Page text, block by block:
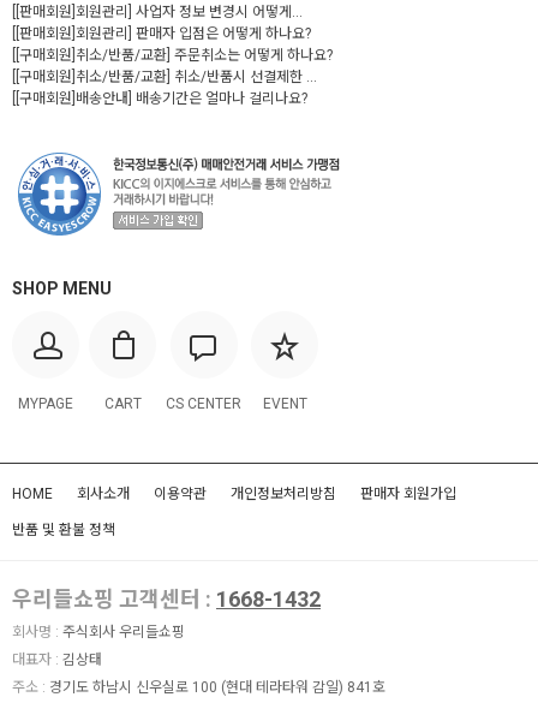
[[판매회원]회원관리] 사업자 정보 변경시 어떻게...
[[판매회원]회원관리] 판매자 입점은 어떻게 하나요?
[[구매회원]취소/반품/교환] 주문취소는 어떻게 하나요?
[[구매회원]취소/반품/교환] 취소/반품시 선결제한 ...
[[구매회원]배송안내] 배송기간은 얼마나 걸리나요?
SHOP MENU
MYPAGE CART CS CENTER EVENT
HOME 회사소개 이용약관 개인정보처리방침 판매자 회원가입
반품 및 환불 정책
우리들쇼핑 고객센터 : 1668-1432
회사명 : 주식회사 우리들쇼핑
대표자 : 김상태
주소 : 경기도 하남시 신우실로 100 (현대 테라타워 감일) 841호